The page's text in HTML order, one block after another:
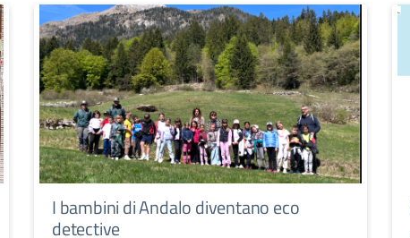
I bambini di Andalo diventano eco
detective